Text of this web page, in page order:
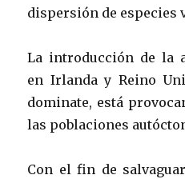
dispersión de especies
La introducción de la
en Irlanda y Reino
dominate, está
las poblaciones
Con el fin de